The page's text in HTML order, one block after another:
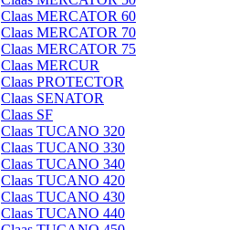
Claas MERCATOR 60
Claas MERCATOR 70
Claas MERCATOR 75
Claas MERCUR
Claas PROTECTOR
Claas SENATOR
Claas SF
Claas TUCANO 320
Claas TUCANO 330
Claas TUCANO 340
Claas TUCANO 420
Claas TUCANO 430
Claas TUCANO 440